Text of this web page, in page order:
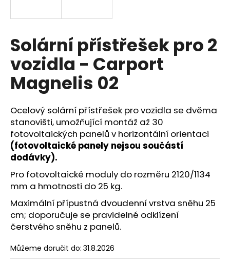
Solární přístřešek pro 2
vozidla - Carport
Magnelis 02
Ocelový solární přístřešek pro vozidla se dvěma
stanovišti, umožňující montáž až 30
fotovoltaických panelů v horizontální orientaci
(fotovoltaické panely nejsou součástí
dodávky).
Pro fotovoltaické moduly do rozměru 2120/1134
mm a hmotnosti do 25 kg.
Maximální přípustná dvoudenní vrstva sněhu 25
cm; doporučuje se pravidelné odklízení
čerstvého sněhu z panelů.
Můžeme doručit do: 31.8.2026
í
t
?
HLEDAT
D
o
p
o
r
u
č
u
j